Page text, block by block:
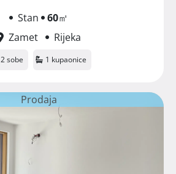
Stan 60㎡
Zamet
Rijeka
2 sobe 1 kupaonice
Prodaja